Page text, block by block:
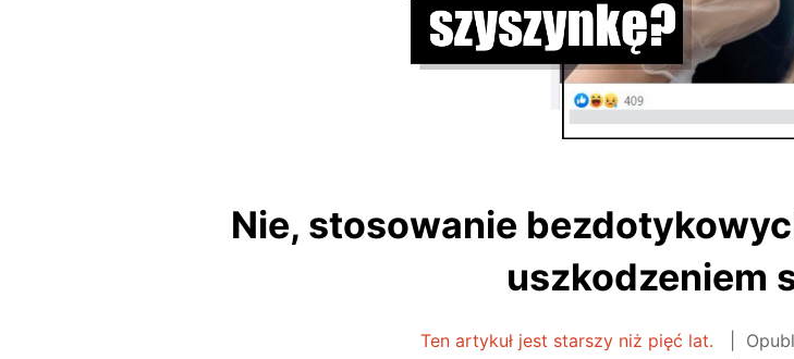
Nie, stosowanie
uszkodzeniem
Ten artykuł jest starszy niż pięć lat.